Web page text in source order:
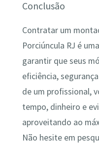
Conclusão
Contratar um
Porciúncula RJ é
garantir que seus
eficiência,
de um profissional,
tempo, dinheiro e
aproveitando ao
Não hesite em